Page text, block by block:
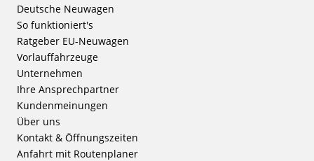
Deutsche Neuwagen
So funktioniert's
Ratgeber EU-Neuwagen
Vorlauffahrzeuge
Unternehmen
Ihre Ansprechpartner
Kundenmeinungen
Über uns
Kontakt & Öffnungszeiten
Anfahrt mit Routenplaner